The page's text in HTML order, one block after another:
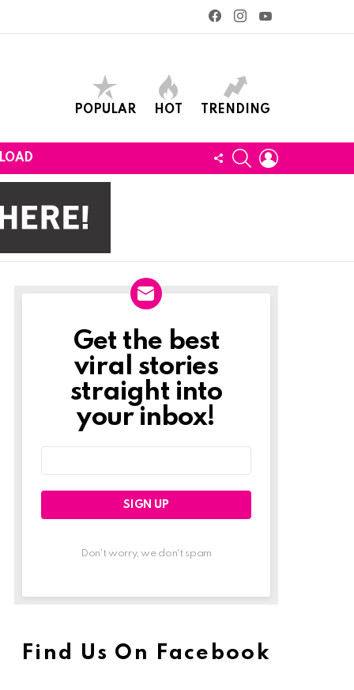
facebookinstagram
POPULAR HOT TRENDING
FOLLOWSEARCH
Newslett
Get the best
viral stories
straight into
your inbox!
Don't worry, we don't spam
Find Us On Facebook